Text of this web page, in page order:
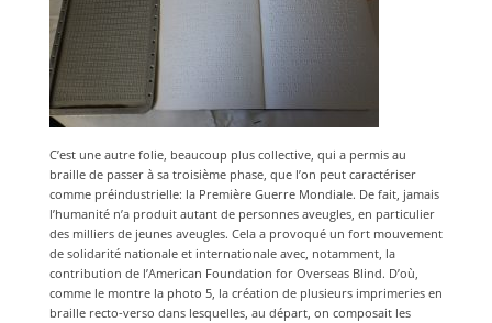
C’est une autre folie, beaucoup plus collective, qui a permis au
braille de passer à sa troisième phase, que l’on peut caractériser
comme préindustrielle: la Première Guerre Mondiale. De fait, jamais
l’humanité n’a produit autant de personnes aveugles, en particulier
des milliers de jeunes aveugles. Cela a provoqué un fort mouvement
de solidarité nationale et internationale avec, notamment, la
contribution de l’American Foundation for Overseas Blind. D’où,
comme le montre la photo 5, la création de plusieurs imprimeries en
braille recto-verso dans lesquelles, au départ, on composait les